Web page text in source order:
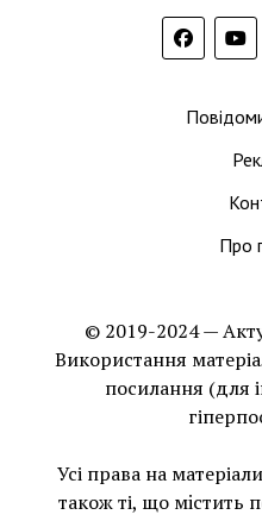
Про
© 2019-2024 —
Використання
посилання (для
Усі права на
також ті, що мiстить